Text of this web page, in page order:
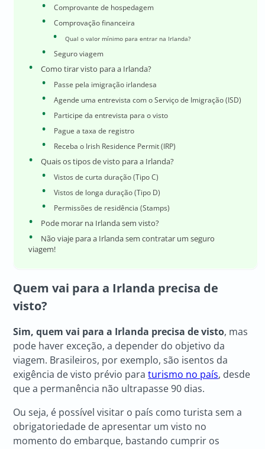
Comprovante de hospedagem
Comprovação financeira
Qual o valor mínimo para entrar na Irlanda?
Seguro viagem
Como tirar visto para a Irlanda?
Passe pela imigração irlandesa
Agende uma entrevista com o Serviço de Imigração (ISD)
Participe da entrevista para o visto
Pague a taxa de registro
Receba o Irish Residence Permit (IRP)
Quais os tipos de visto para a Irlanda?
Vistos de curta duração (Tipo C)
Vistos de longa duração (Tipo D)
Permissões de residência (Stamps)
Pode morar na Irlanda sem visto?
Não viaje para a Irlanda sem contratar um seguro
viagem!
Quem vai para a Irlanda precisa de
visto?
Sim, quem vai para a Irlanda precisa de visto, mas
pode haver exceção, a depender do objetivo da
viagem. Brasileiros, por exemplo, são isentos da
exigência de visto prévio paraturismo no país, desde
que a permanência não ultrapasse 90 dias.
Ou seja, é possível visitar o país como turista sem a
obrigatoriedade de apresentar um visto no
momento do embarque, bastando cumprir os